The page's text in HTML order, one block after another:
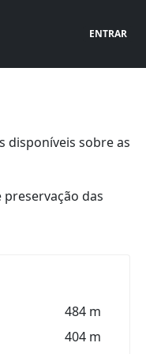
ENTRAR
disponíveis sobre as
das